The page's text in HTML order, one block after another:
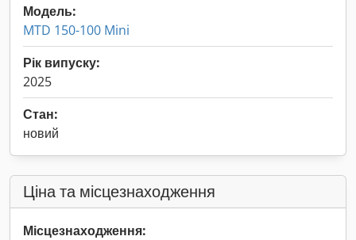
Модель:
MTD 150-100 Mini
Рік випуску:
2025
Стан:
новий
Ціна та місцезнаходження
Місцезнаходження: